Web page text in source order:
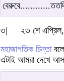
৩|
২৩ শে
মহাজাগতিক চিন্তা
এটাই আমরা দেখে